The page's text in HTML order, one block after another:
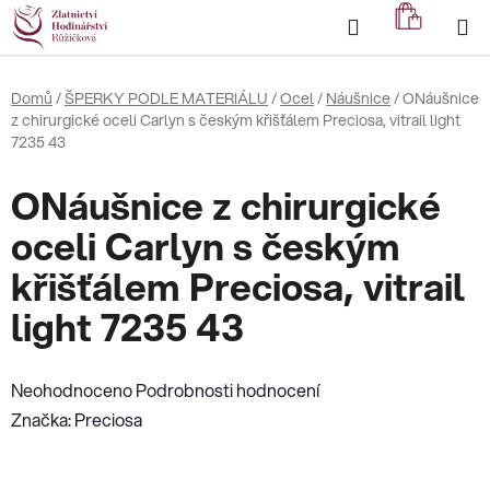
Přejít
na
obsah
Hledat
KOŠÍK
Domů /ŠPERKY PODLE MATERIÁLU /Ocel/ Náušnice/ONáušnice
z chirurgické oceli Carlyn s českým křišťálem Preciosa, vitrail light
7235 43
ONáušnice z chirurgické
oceli Carlyn s českým
křišťálem Preciosa, vitrail
light 7235 43
Průměrné
hodnocení
NeohodnocenoPodrobnosti hodnocení
Značka:Preciosa